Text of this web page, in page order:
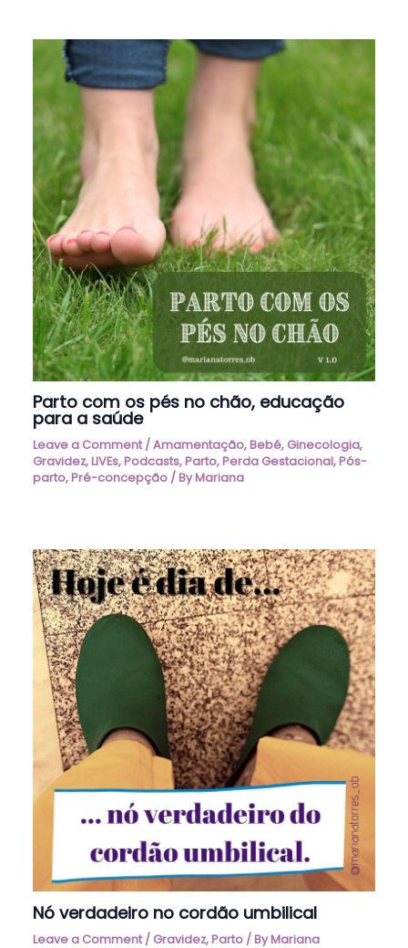
Parto com os pés no chão, educação
para a saúde
Leave a Comment /Amamentação,Bebé, Ginecologia,
Gravidez,LIVEs, Podcasts,Parto,Perda Gestacional,Pós-
parto,Pré-concepção / ByMariana
Nó verdadeiro no cordão umbilical
Leave a Comment / Gravidez,Parto / ByMariana